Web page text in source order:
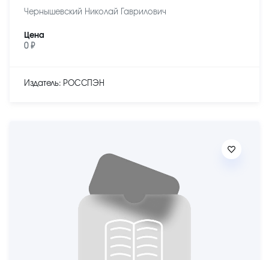
Чернышевский Николай Гаврилович
Цена
0 ₽
Издатель: РОССПЭН